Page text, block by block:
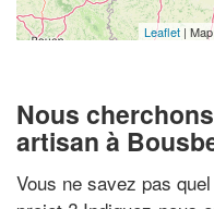
Leaflet |
Nous
artisan à
Vous ne savez pas